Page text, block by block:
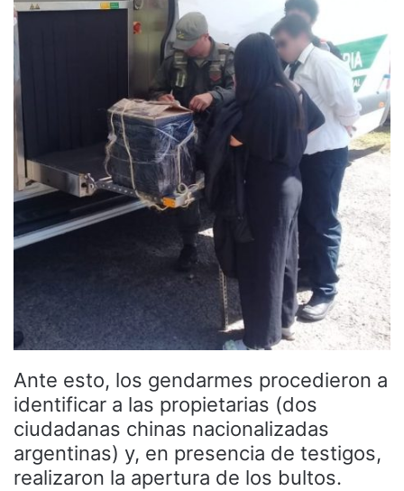
Ante esto, los gendarmes procedieron a
identificar a las propietarias (dos
ciudadanas chinas nacionalizadas
argentinas) y, en presencia de testigos,
realizaron la apertura de los bultos.